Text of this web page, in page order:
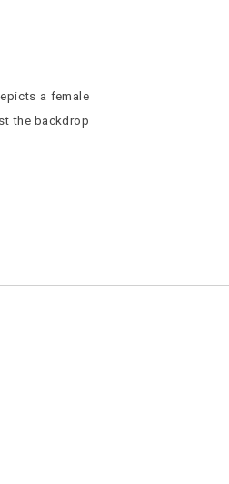
a female
the backdrop